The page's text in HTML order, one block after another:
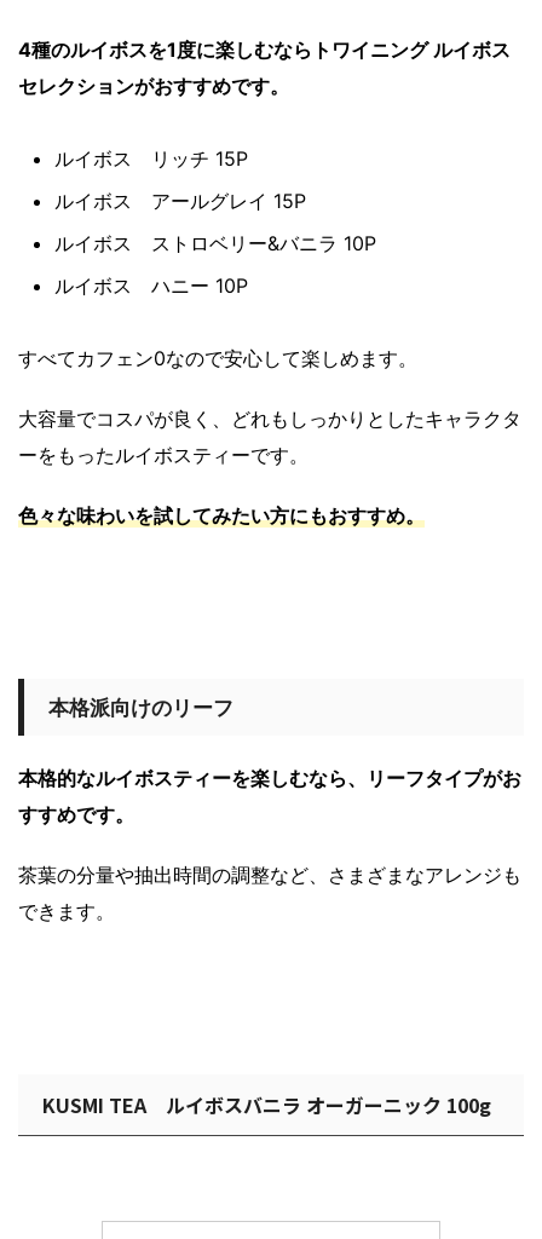
4種のルイボスを1度に楽しむならトワイニング ルイボス
セレクションがおすすめです。
ルイボス リッチ 15P
ルイボス アールグレイ 15P
ルイボス ストロベリー&バニラ 10P
ルイボス ハニー 10P
すべてカフェン0なので安心して楽しめます。
大容量でコスパが良く、どれもしっかりとしたキャラクタ
ーをもったルイボスティーです。
色々な味わいを試してみたい方にもおすすめ。
本格派向けのリーフ
本格的なルイボスティーを楽しむなら、リーフタイプがお
すすめです。
茶葉の分量や抽出時間の調整など、さまざまなアレンジも
できます。
KUSMI TEA ルイボスバニラ オーガーニック 100g